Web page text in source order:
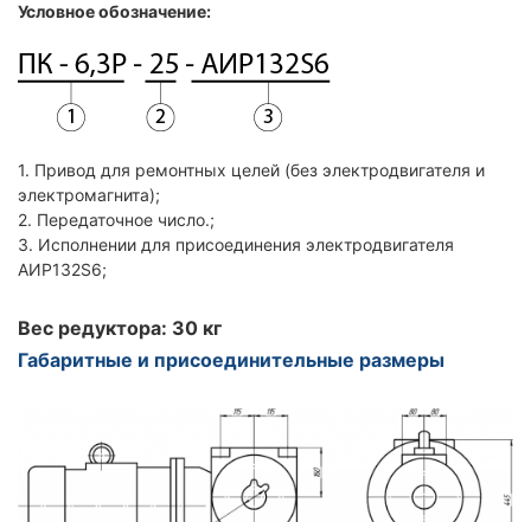
Условное обозначение:
1. Привод для ремонтных целей (без электродвигателя и
электромагнита);
2. Передаточное число.;
3. Исполнении для присоединения электродвигателя
АИР132S6;
Вес редуктора: 30 кг
Габаритные и присоединительные размеры